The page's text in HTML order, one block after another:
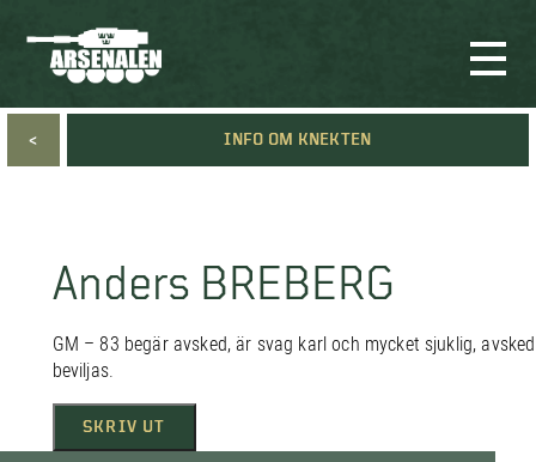
< INFO OM KNEKTEN
Anders BREBERG
GM – 83 begär avsked, är svag karl och mycket sjuklig, avsked
beviljas.
SKRIV UT